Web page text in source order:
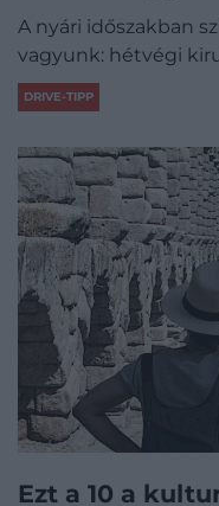
A nyári időszakban
vagyunk: hétvégi
DRIVE-TIPP
Ezt a 10 a